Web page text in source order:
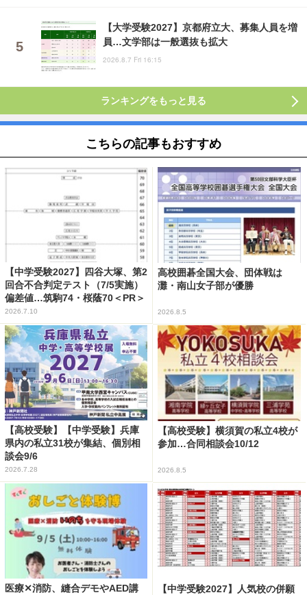
【大学受験2027】京都府立大、募集人員を増
員…文学部は一般選抜も拡大
2026.8.7 Fri 16:15
ランキングをもっと見る
こちらの記事もおすすめ
【中学受験2027】四谷大塚、第2
回合不合判定テスト（7/5実施）
偏差値…筑駒74・桜蔭70＜PR＞
2026.7.10
高校囲碁全国大会、団体戦は
灘・南山女子部が優勝
2026.8.5
【高校受験】【中学受験】兵庫
県内の私立31校が集結、個別相
談会9/6
2026.7.28
【高校受験】横須賀の私立4校が
参加…合同相談会10/12
2026.8.5
医療✕消防、縫合デモやAED講
【中学受験2027】人気校の併願